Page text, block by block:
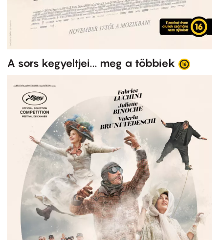
A sors kegyeltjei... meg a többiek